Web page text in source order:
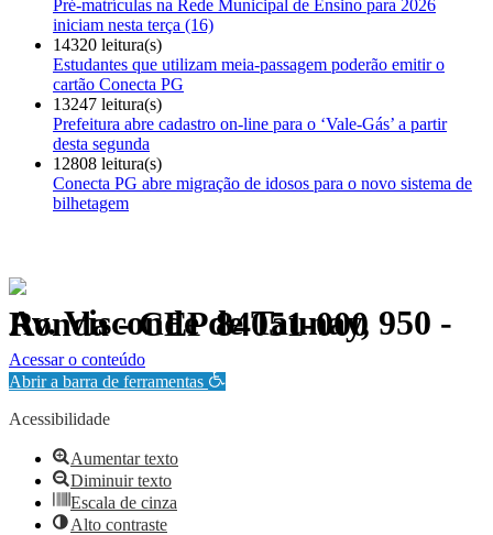
Pré-matrículas na Rede Municipal de Ensino para 2026
iniciam nesta terça (16)
14320 leitura(s)
Estudantes que utilizam meia-passagem poderão emitir o
cartão Conecta PG
13247 leitura(s)
Prefeitura abre cadastro on-line para o ‘Vale-Gás’ a partir
desta segunda
12808 leitura(s)
Conecta PG abre migração de idosos para o novo sistema de
bilhetagem
Av. Visconde de Taunay, 950 - Ronda - CEP 84051-000
Política de Privacidade.
Acessar o conteúdo
Abrir a barra de ferramentas
Acessibilidade
Aumentar texto
Diminuir texto
Escala de cinza
Alto contraste